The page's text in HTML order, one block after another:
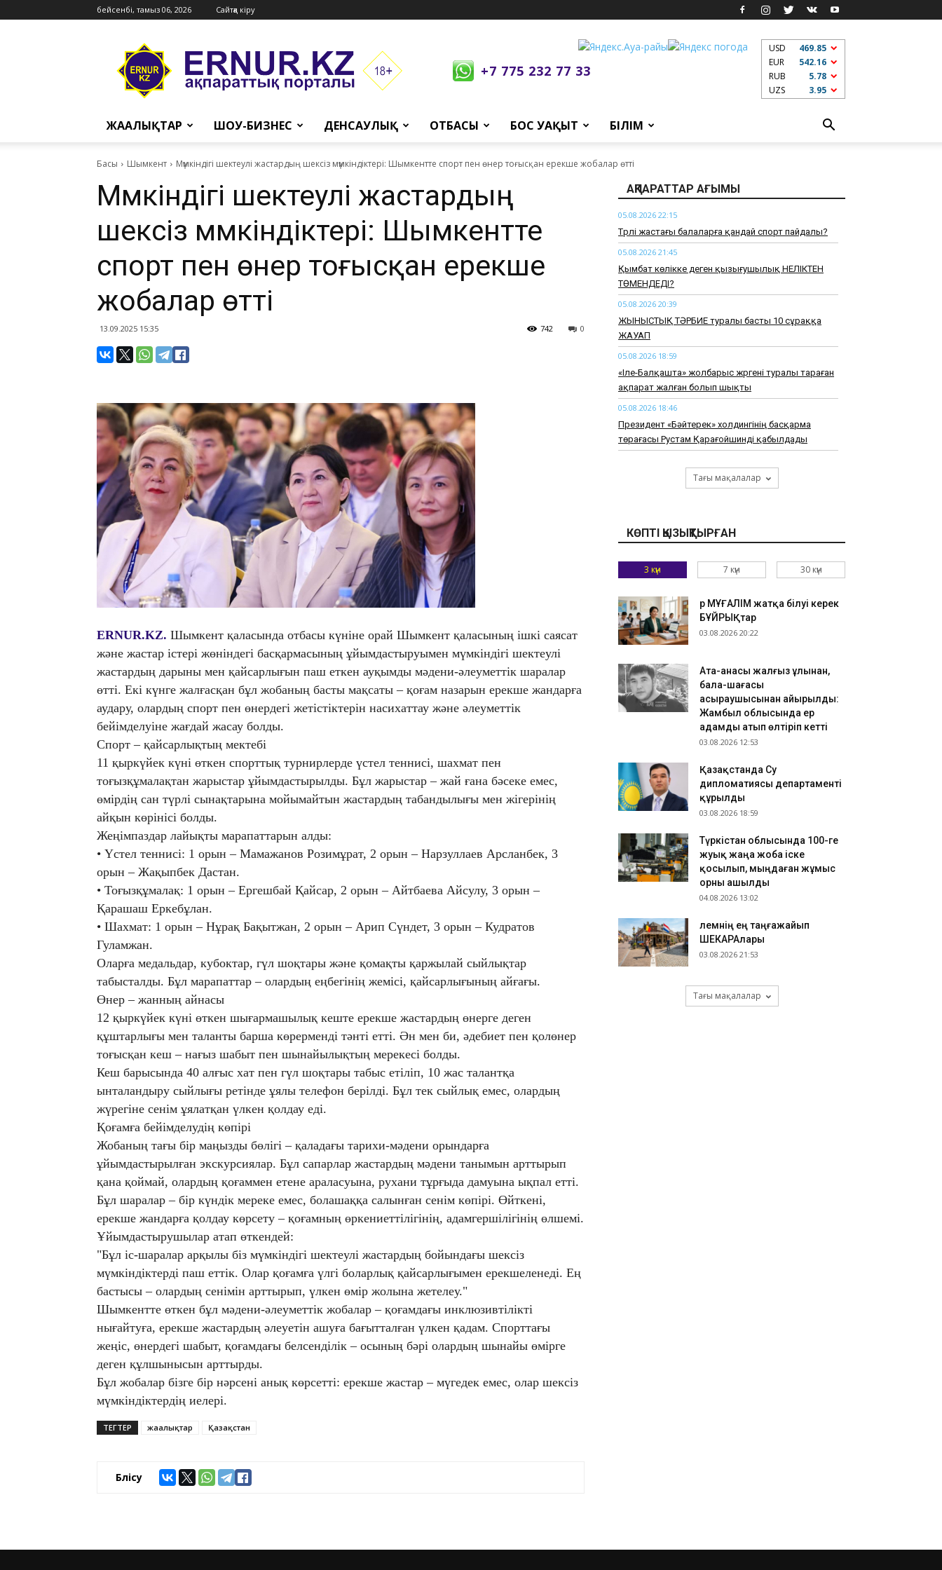
бейсенбі, тамыз 06, 2026 Сайтқа кіру
Ernur
Press
+7 775 232 77 33
USD
469.85
EUR
542.16
RUB
5.78
UZS
3.95
ЖАҢАЛЫҚТАР ШОУ-БИЗНЕС ДЕНСАУЛЫҚ ОТБАСЫ БОС УАҚЫТ БІЛІМ
Басы Шымкент Мүмкіндігі шектеулі жастардың шексіз мүмкіндіктері: Шымкентте спорт пен өнер тоғысқан ерекше жобалар өтті
Мүмкіндігі шектеулі жастардың
шексіз мүмкіндіктері: Шымкентте
спорт пен өнер тоғысқан ерекше
жобалар өтті
13.09.2025 15:35 0
742
ERNUR.KZ. Шымкент қаласында отбасы күніне орай Шымкент қаласының ішкі саясат
және жастар істері жөніндегі басқармасының ұйымдастыруымен мүмкіндігі шектеулі
жастардың дарыны мен қайсарлығын паш еткен ауқымды мәдени-әлеуметтік шаралар
өтті. Екі күнге жалғасқан бұл жобаның басты мақсаты – қоғам назарын ерекше жандарға
аудару, олардың спорт пен өнердегі жетістіктерін насихаттау және әлеуметтік
бейімделуіне жағдай жасау болды.
Спорт – қайсарлықтың мектебі
11 қыркүйек күні өткен спорттық турнирлерде үстел теннисі, шахмат пен
тоғызқұмалақтан жарыстар ұйымдастырылды. Бұл жарыстар – жай ғана бәсеке емес,
өмірдің сан түрлі сынақтарына мойымайтын жастардың табандылығы мен жігерінің
айқын көрінісі болды.
Жеңімпаздар лайықты марапаттарын алды:
• Үстел теннисі: 1 орын – Мамажанов Розимұрат, 2 орын – Нарзуллаев Арсланбек, 3
орын – Жақыпбек Дастан.
• Тоғызқұмалақ: 1 орын – Ергешбай Қайсар, 2 орын – Айтбаева Айсулу, 3 орын –
Қарашаш Еркебұлан.
• Шахмат: 1 орын – Нұрақ Бақытжан, 2 орын – Арип Сүндет, 3 орын – Кудратов
Гуламжан.
Оларға медальдар, кубоктар, гүл шоқтары және қомақты қаржылай сыйлықтар
табысталды. Бұл марапаттар – олардың еңбегінің жемісі, қайсарлығының айғағы.
Өнер – жанның айнасы
12 қыркүйек күні өткен шығармашылық кеште ерекше жастардың өнерге деген
құштарлығы мен таланты барша көрерменді тәнті етті. Ән мен би, әдебиет пен қолөнер
тоғысқан кеш – нағыз шабыт пен шынайылықтың мерекесі болды.
Кеш барысында 40 алғыс хат пен гүл шоқтары табыс етіліп, 10 жас талантқа
ынталандыру сыйлығы ретінде ұялы телефон берілді. Бұл тек сыйлық емес, олардың
жүрегіне сенім ұялатқан үлкен қолдау еді.
Қоғамға бейімделудің көпірі
Жобаның тағы бір маңызды бөлігі – қаладағы тарихи-мәдени орындарға
ұйымдастырылған экскурсиялар. Бұл сапарлар жастардың мәдени танымын арттырып
қана қоймай, олардың қоғаммен етене араласуына, рухани тұрғыда дамуына ықпал етті.
Бұл шаралар – бір күндік мереке емес, болашаққа салынған сенім көпірі. Өйткені,
ерекше жандарға қолдау көрсету – қоғамның өркениеттілігінің, адамгершілігінің өлшемі.
Ұйымдастырушылар атап өткендей:
"Бұл іс-шаралар арқылы біз мүмкіндігі шектеулі жастардың бойындағы шексіз
мүмкіндіктерді паш еттік. Олар қоғамға үлгі боларлық қайсарлығымен ерекшеленеді. Ең
бастысы – олардың сенімін арттырып, үлкен өмір жолына жетелеу."
Шымкентте өткен бұл мәдени-әлеуметтік жобалар – қоғамдағы инклюзивтілікті
нығайтуға, ерекше жастардың әлеуетін ашуға бағытталған үлкен қадам. Спорттағы
жеңіс, өнердегі шабыт, қоғамдағы белсенділік – осының бәрі олардың шынайы өмірге
деген құлшынысын арттырды.
Бұл жобалар бізге бір нәрсені анық көрсетті: ерекше жастар – мүгедек емес, олар шексіз
мүмкіндіктердің иелері.
ТЕГТЕР жаңалықтар Қазақстан
Бөлісу
АҚПАРАТТАР АҒЫМЫ
05.08.2026 22:15
​Түрлі жастағы балаларға қандай спорт пайдалы?
05.08.2026 21:45
Қымбат көлікке деген қызығушылық НЕЛІКТЕН
ТӨМЕНДЕДІ?
05.08.2026 20:39
ЖЫНЫСТЫҚ ТӘРБИЕ туралы басты 10 сұраққа
ЖАУАП
05.08.2026 18:59
«Іле-Балқашта» жолбарыс жүргені туралы тараған
ақпарат жалған болып шықты
05.08.2026 18:46
Президент «Бәйтерек» холдингінің басқарма
төрағасы Рустам Қарағойшинді қабылдады
2027 жылға дейін өңірлерде заманауи
травматологиялық орталықтар құрылады
Қазақстанда Транскаспий суасты талшықты-
оптикалық байланыс желісі құрылысының негізгі
05.08.2026 18:07
Жамбыл облысында жолға таласқан
ағайындылар жүргізушіні соққыға жықты
05.08.2026 17:54
Қазақстанда 200-ден астам ресейлік телеарна
тіркелген
05.08.2026 17:48
Шымкентте сапалы интернетпен қамту
жұмысытары жалғасуда
Тағы мақалалар
КӨПТІ ҚЫЗЫҚТЫРҒАН
3 күн 7 күн 30 күн
Әр МҰҒАЛІМ жатқа білуі керек
БҰЙРЫҚтар
03.08.2026 20:22
Ата-анасы жалғыз ұлынан,
бала-шағасы
асыраушысынан айырылды:
Жамбыл облысында ер
адамды атып өлтіріп кетті
03.08.2026 12:53
Қазақстанда Су
дипломатиясы департаменті
құрылды
03.08.2026 18:59
Түркістан облысында 100-ге
жуық жаңа жоба іске
қосылып, мыңдаған жұмыс
орны ашылды
04.08.2026 13:02
​Әлемнің ең таңғажайып
ШЕКАРАлары
03.08.2026 21:53
Тағы мақалалар